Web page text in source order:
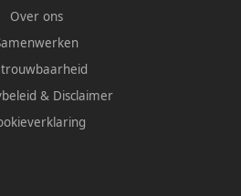
Over ons
& Disclaimer